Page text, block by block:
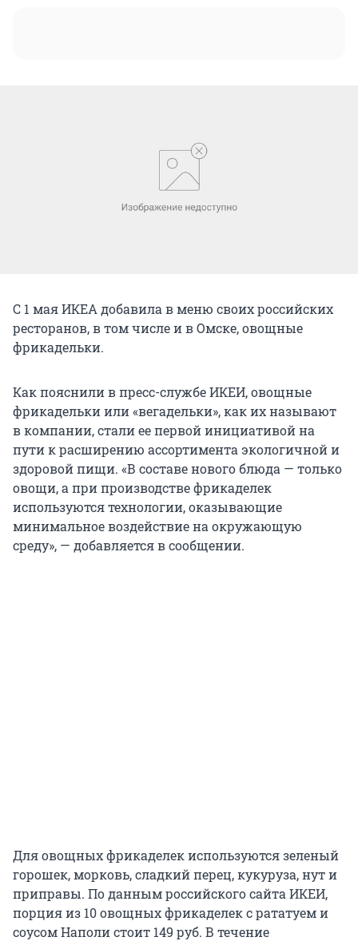
С 1 мая ИКЕА добавила в меню своих российских
ресторанов, в том числе и в Омске, овощные
фрикадельки.
Как пояснили в пресс-службе ИКЕИ, овощные
фрикадельки или «вегадельки», как их называют
в компании, стали ее первой инициативой на
пути к расширению ассортимента экологичной и
здоровой пищи. «В составе нового блюда — только
овощи, а при производстве фрикаделек
используются технологии, оказывающие
минимальное воздействие на окружающую
среду», — добавляется в сообщении.
Для овощных фрикаделек используются зеленый
горошек, морковь, сладкий перец, кукуруза, нут и
приправы. По данным российского сайта ИКЕИ,
порция из 10 овощных фрикаделек с рататуем и
соусом Наполи стоит 149 руб. В течение